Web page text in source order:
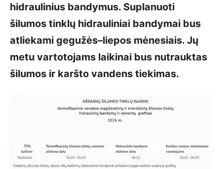
hidraulinius bandymus. Suplanuoti
šilumos tinklų hidrauliniai bandymai bus
atliekami gegužės–liepos mėnesiais. Jų
metu vartotojams laikinai bus nutrauktas
šilumos ir karšto vandens tiekimas.